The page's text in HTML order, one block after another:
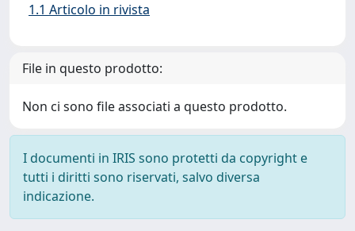
1.1 Articolo in rivista
File in questo prodotto:
Non ci sono file associati a questo prodotto.
I documenti in IRIS sono protetti da copyright e
tutti i diritti sono riservati, salvo diversa
indicazione.